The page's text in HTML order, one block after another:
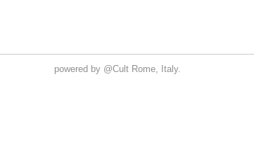
powered by @Cult Rome, Italy.